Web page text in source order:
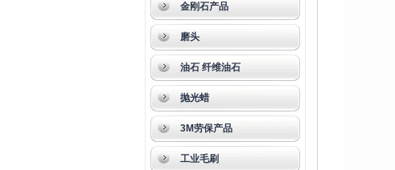
金刚石产品
磨头
油石 纤维油石
抛光蜡
3M劳保产品
工业毛刷